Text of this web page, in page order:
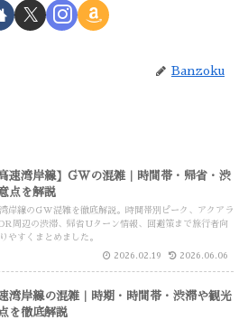
Banzoku
高速湾岸線】GWの混雑｜時間帯・帰省・渋
点を解説
岸線のGW混雑を徹底解説。時間帯別ピーク、アクアラ
周辺の渋滞、帰省Uターン情報、回避策まで旅行者向
やすくまとめました。
2026.02.19 2026.06.06
湾岸線の混雑｜時期・時間帯・渋滞や観光
を徹底解説